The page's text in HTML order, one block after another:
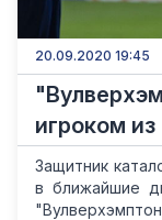
20.09.2020 19:45
игроком
Защитник
в ближайшие